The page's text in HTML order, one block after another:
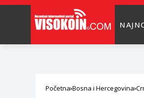
Početna Bosna i Hercegovina